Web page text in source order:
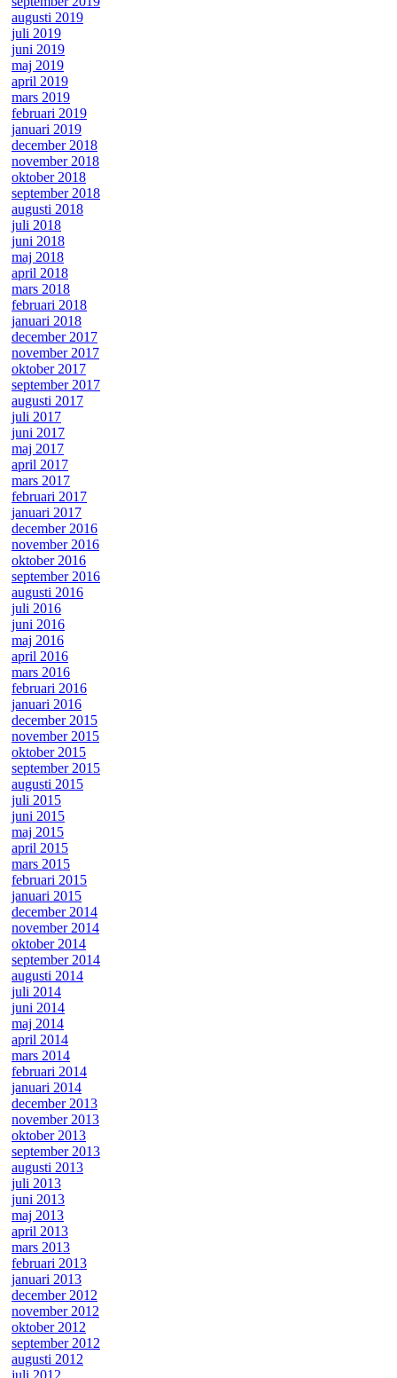
augusti 2019
juli 2019
juni 2019
maj 2019
april 2019
mars 2019
februari 2019
januari 2019
december 2018
november 2018
oktober 2018
september 2018
augusti 2018
juli 2018
juni 2018
maj 2018
april 2018
mars 2018
februari 2018
januari 2018
december 2017
november 2017
oktober 2017
september 2017
augusti 2017
juli 2017
juni 2017
maj 2017
april 2017
mars 2017
februari 2017
januari 2017
december 2016
november 2016
oktober 2016
september 2016
augusti 2016
juli 2016
juni 2016
maj 2016
april 2016
mars 2016
februari 2016
januari 2016
december 2015
november 2015
oktober 2015
september 2015
augusti 2015
juli 2015
juni 2015
maj 2015
april 2015
mars 2015
februari 2015
januari 2015
december 2014
november 2014
oktober 2014
september 2014
augusti 2014
juli 2014
juni 2014
maj 2014
april 2014
mars 2014
februari 2014
januari 2014
december 2013
november 2013
oktober 2013
september 2013
augusti 2013
juli 2013
juni 2013
maj 2013
april 2013
mars 2013
februari 2013
januari 2013
december 2012
november 2012
oktober 2012
september 2012
augusti 2012
juli 2012